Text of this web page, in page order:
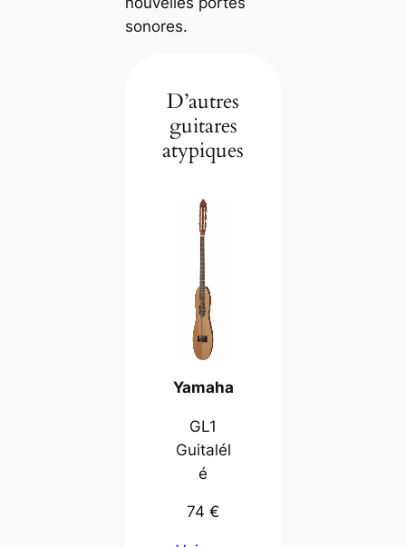
sonores.
D’autres
guitares
atypiques
Yamaha
GL1
Guitalél
é
74 €